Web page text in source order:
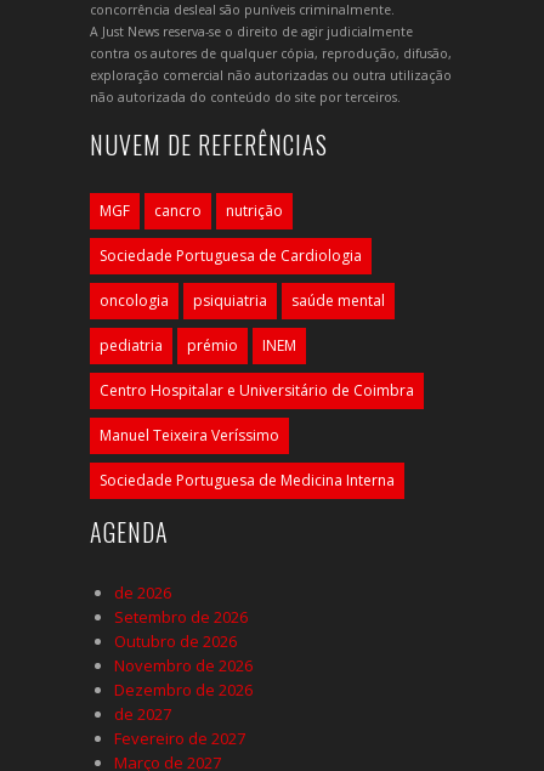
concorrência desleal são puníveis criminalmente.
A Just News reserva-se o direito de agir judicialmente
contra os autores de qualquer cópia, reprodução, difusão,
exploração comercial não autorizadas ou outra utilização
não autorizada do conteúdo do site por terceiros.
NUVEM DE REFERÊNCIAS
MGF cancro nutrição
Sociedade Portuguesa de Cardiologia
oncologia psiquiatria saúde mental
pediatria prémio INEM
Centro Hospitalar e Universitário de Coimbra
Manuel Teixeira Veríssimo
Sociedade Portuguesa de Medicina Interna
AGENDA
de 2026
Setembro de 2026
Outubro de 2026
Novembro de 2026
Dezembro de 2026
de 2027
Fevereiro de 2027
Março de 2027